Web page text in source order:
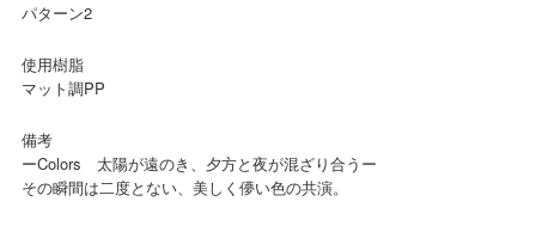
パターン2
使用樹脂
マット調PP
備考
ーColors 太陽が遠のき、夕方と夜が混ざり合うー
その瞬間は二度とない、美しく儚い色の共演。